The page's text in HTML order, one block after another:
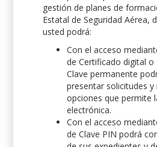
gestión de planes de
Estatal de Seguridad Aérea,
usted podrá:
Con el acceso
de Certificado digital
Clave permanente
presentar solicitudes y
opciones que permite
electrónica.
Con el acceso
de Clave PIN podrá